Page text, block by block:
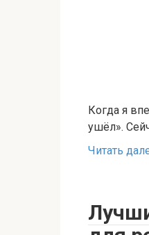
Когда я
ушёл».
Читать